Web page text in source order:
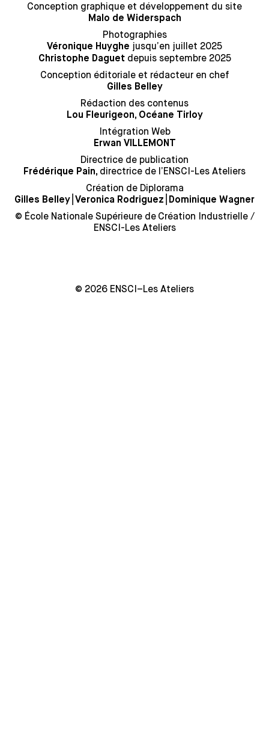
Conception graphique et développement du site
Malo de Widerspach
Photographies
Véronique Huyghe jusqu’en juillet 2025
Christophe Daguetdepuis septembre 2025
Conception éditoriale et rédacteur en chef
Gilles Belley
Rédaction des contenus
Lou Fleurigeon, Océane Tirloy
Intégration Web
Erwan VILLEMONT
Directrice de publication
Frédérique Pain, directrice de l’ENSCI-Les Ateliers
Création de Diplorama
Gilles Belley Veronica Rodriguez Dominique Wagner
© École Nationale Supérieure de Création Industrielle /
ENSCI-Les Ateliers
© 2026 ENSCI–Les Ateliers